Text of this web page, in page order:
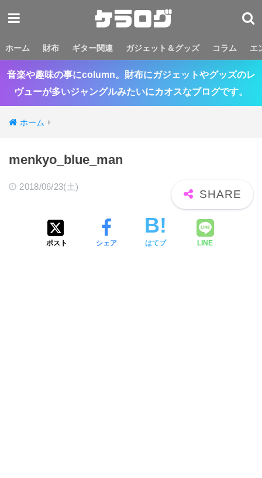
ホーム 財布 ギター関連 ガジェット＆グッズ コラム エ
音楽や趣味の事にcolumn。財布にガジェットやグッズのレ
ヴューが多いジャングルみたいにカオスなブログです。
ホーム
menkyo_blue_man
2018/06/23(土)
ポスト シェア はてブ LINE